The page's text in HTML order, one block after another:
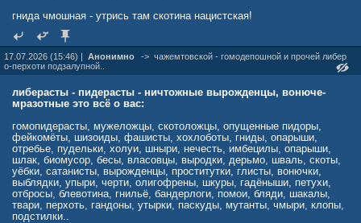
гнида чмошная - утрись там скотина нацистская!
17.07.2026 (15:46) | Анонимно -> чажемтовской - гомодепошной и прочей либер
о-перхоти подзалупной..
либерасты - пидерасты - ничтожные вырожденцы, вонюче-
мразотные это всё о вас:
гомопидерасты, мужеложцы, скотоложцы, опущенные пидоры,
фейкомёты, шизоиды, фашисты, хохлоботы, гниды, опарыши,
отребье, пудельки, холуи, шныри, нечесть, имбецилы, опарыши,
шлак, биомусор, бесы, власовцы, выродки, дерьмо, шваль, скоты,
уёбки, сатанисты, вырожденцы, проститутки, глисты, вонючки,
выблядки, упыри, черти, олигофрены, шкуры, гадёныши, петухи,
отбросы, блевотина, гнильё, бандерлоги, помои, бляди, шакалы,
твари, перхоть, гандоны, утырки, паскуды, мутанты, чмыри, клопы,
подстилки..